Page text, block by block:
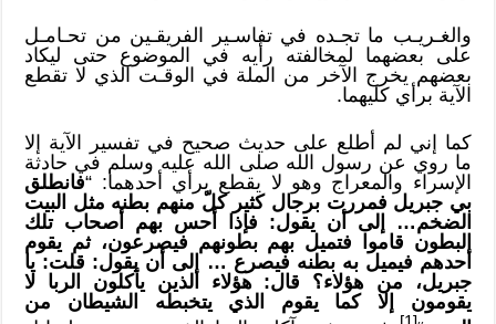
والغـريـب ما تجـده في تفاسـير الفريقـين من تحـامـل
على بعضهما لمخالفته رأيه في الموضوع حتى ليكاد
بعضهم يخرج الآخر من الملة في الوقـت الذي لا تقطع
الآية برأي كليهما.
كما إني لم أطلع على حديث صحيح في تفسير الآية إلا
ما روي عن رسول الله صلى الله عليه وسلم في حادثة
الإسراء والمعراج وهو لا يقطع برأي أحدهما: “فانطلق
بي جبريل فمررت برجال كثير كلّ منهم بطنه مثل البيت
الضخم… إلى أن يقول: فإذا أحس بهم أصحاب تلك
البطون قاموا فتميل بهم بطونهم فيصرعون، ثم يقوم
أحدهم فيميل به بطنه فيصرع … إلى أن يقول: قلت: يا
جبريل، من هؤلاء؟ قال: هؤلاء الذين يأكلون الربا لا
يقومون إلا كما يقوم الذي يتخبطه الشيطان من